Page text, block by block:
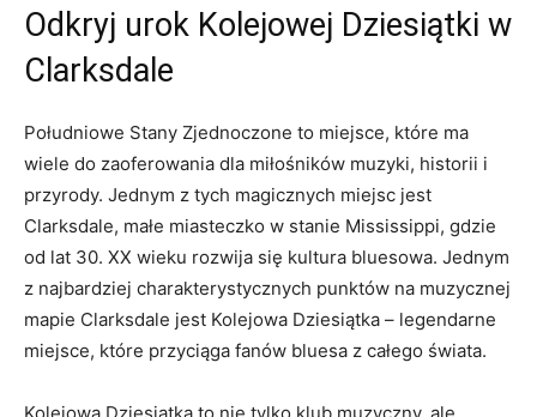
Odkryj urok Kolejowej Dziesiątki w
Clarksdale
Południowe Stany Zjednoczone to miejsce, które ma
wiele do zaoferowania dla miłośników muzyki, historii i
przyrody. Jednym z tych magicznych miejsc jest
Clarksdale, małe miasteczko w stanie Mississippi, gdzie
od lat 30. XX wieku rozwija się kultura bluesowa. Jednym
z najbardziej charakterystycznych punktów na muzycznej
mapie Clarksdale jest Kolejowa Dziesiątka – legendarne
miejsce, które przyciąga fanów bluesa z całego świata.